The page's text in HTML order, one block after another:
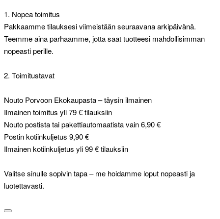
1. Nopea toimitus
Pakkaamme tilauksesi viimeistään seuraavana arkipäivänä.
Teemme aina parhaamme, jotta saat tuotteesi mahdollisimman
nopeasti perille.
2. Toimitustavat
Nouto Porvoon Ekokaupasta – täysin ilmainen
Ilmainen toimitus yli 79 € tilauksiin
Nouto postista tai pakettiautomaatista vain 6,90 €
Postin kotiinkuljetus 9,90 €
Ilmainen kotiinkuljetus yli 99 € tilauksiin
Valitse sinulle sopivin tapa – me hoidamme loput nopeasti ja
luotettavasti.